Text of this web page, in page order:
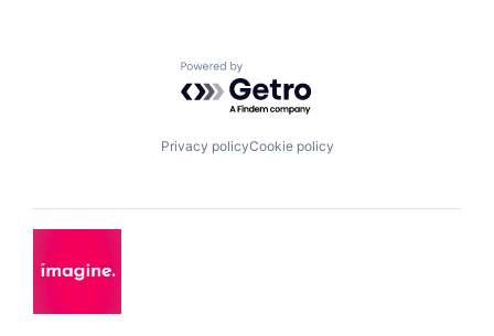
Powered by Getro.com
Privacy policyCookie policy